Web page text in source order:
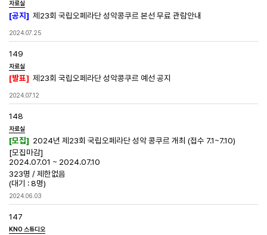
자료실
[공지] 제23회 국립오페라단 성악콩쿠르 본선 무료 관람안내
2024.07.25
149
자료실
[발표] 제23회 국립오페라단 성악콩쿠르 예선 공지
2024.07.12
148
자료실
[모집] 2024년 제23회 국립오페라단 성악 콩쿠르 개최 (접수 7.1~7.10)
[모집마감]
2024.07.01 ~ 2024.07.10
323명 /제한없음
(대기 : 8명)
2024.06.03
147
KNO 스튜디오